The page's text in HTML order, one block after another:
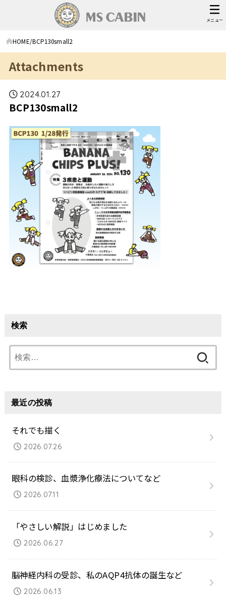
メニュー
HOME BCP130small2
Attachments
2024.01.27
BCP130small2
検索
索:
最近の投稿
それでも描く
2026.07.26
眼科の検診、血漿浄化療法についてなど
2026.07.11
「やさしい解説」はじめました
2026.06.27
脳神経内科の受診、私のAQP4抗体の誕生など
2026.06.13